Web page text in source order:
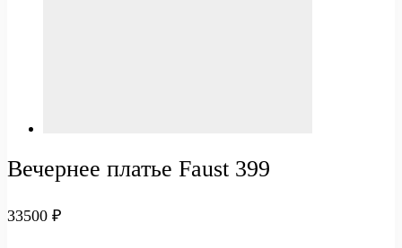
Вечернее платье Faust 399
33500 ₽